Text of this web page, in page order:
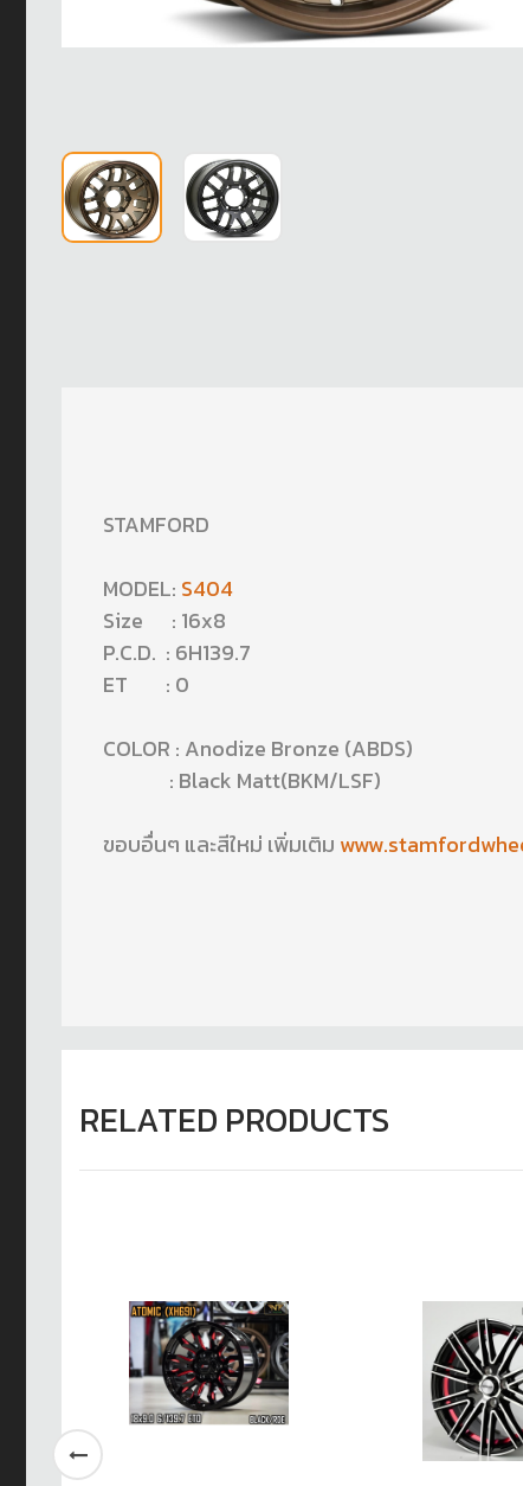
STAMFORD
MODEL: S404
Size : 16x8
P.C.D. : 6H139.7
ET : 0
COLOR : Anodize Bronze (ABDS)
: Black Matt(BKM/LSF)
ขอบอื่นๆ และสีใหม่ เพิ่มเติม
RELATED PRODUCTS